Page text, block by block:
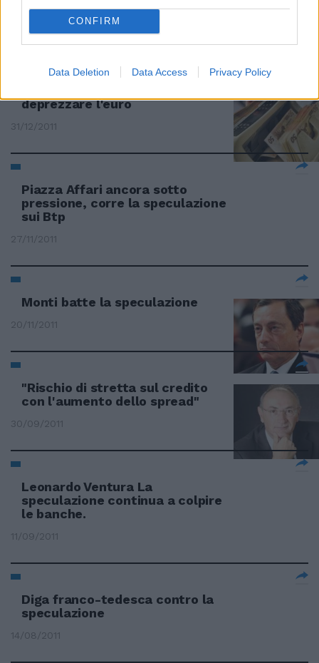
CONFIRM
Data Deletion Data Access Privacy Policy
deprezzare l'euro
31/12/2011
Piazza Affari ancora sotto
pressione, corre la speculazione
sui Btp
27/11/2011
Monti batte la speculazione
20/11/2011
"Rischio di stretta sul credito
con l'aumento dello spread"
30/09/2011
Leonardo Ventura La
speculazione continua a colpire
le banche.
11/09/2011
Diga franco-tedesca contro la
speculazione
14/08/2011